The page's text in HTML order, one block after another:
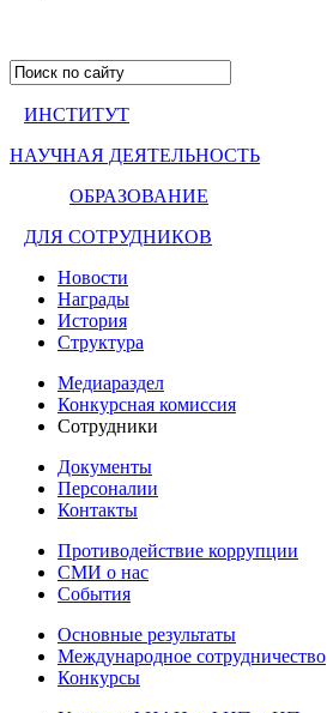
ИНСТИТУТ
НАУЧНАЯ ДЕЯТЕЛЬНОСТЬ
ОБРАЗОВАНИЕ
ДЛЯ СОТРУДНИКОВ
Новости
Награды
История
Структура
Медиараздел
Конкурсная комиссия
Сотрудники
Документы
Персоналии
Контакты
Противодействие коррупции
СМИ о нас
События
Основные результаты
Международное сотрудничество
Конкурсы